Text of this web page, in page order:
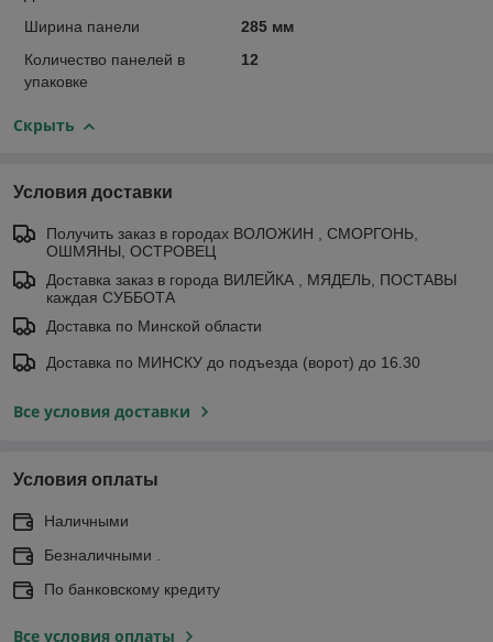
Ширина панели
285 мм
Количество панелей в
упаковке
12
Скрыть
Условия доставки
Получить заказ в городах ВОЛОЖИН , СМОРГОНЬ,
ОШМЯНЫ, ОСТРОВЕЦ
Доставка заказ в города ВИЛЕЙКА , МЯДЕЛЬ, ПОСТАВЫ
каждая СУББОТА
Доставка по Минской области
Доставка по МИНСКУ до подъезда (ворот) до 16.30
Все условия доставки
Условия оплаты
Наличными
Безналичными .
По банковскому кредиту
Все условия оплаты